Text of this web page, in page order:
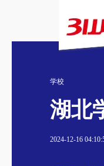
学校
湖北
2024-12-16